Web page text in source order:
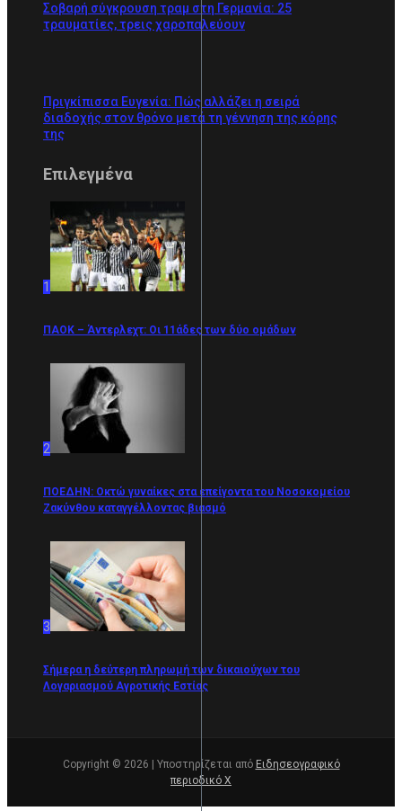
Σοβαρή σύγκρουση τραμ στη Γερμανία: 25
τραυματίες, τρεις χαροπαλεύουν
Πριγκίπισσα Ευγενία: Πώς αλλάζει η σειρά
διαδοχής στον θρόνο μετά τη γέννηση της κόρης
της
Επιλεγμένα
1
ΠΑΟΚ – Άντερλεχτ: Οι 11άδες των δύο ομάδων
2
ΠΟΕΔΗΝ: Οκτώ γυναίκες στα επείγοντα του Νοσοκομείου
Ζακύνθου καταγγέλλοντας βιασμό
3
Σήμερα η δεύτερη πληρωμή των δικαιούχων του
Λογαριασμού Αγροτικής Εστίας
Copyright © 2026 | Υποστηρίζεται από Ειδησεογραφικό
περιοδικό Χ